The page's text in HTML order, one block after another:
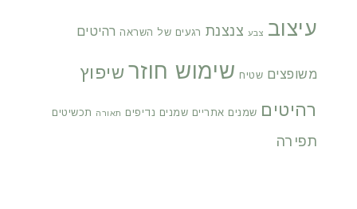
עיצוב צבע צנצנת רגעים של השראה רהיטים
משופצים שטיח שימוש חוזר שיפוץ
רהיטים שמנים אתריים שמנים נדיפים תאורה תכשיטים
תפירה